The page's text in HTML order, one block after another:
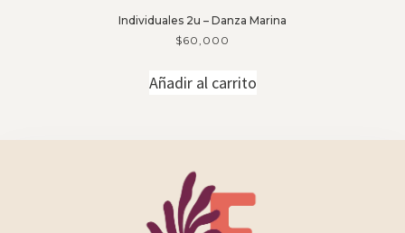
Individuales 2u – Danza Marina
$60,000
Añadir al carrito